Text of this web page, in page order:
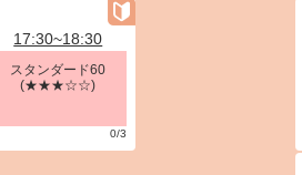
17:30~18:30
スタンダード60
(★★★☆☆)
0/3